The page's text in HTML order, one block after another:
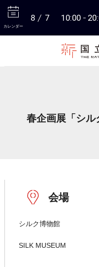
カレンダー
8 7 10:00
春企画展「シル
会場
シルク博物館
SILK MUSEUM